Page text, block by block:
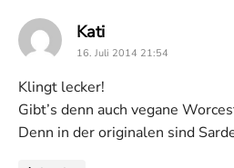
Katisays:
16. Juli 2014 21:54
Klingt lecker!
Gibt’s denn auch vegane
Denn in der originalen sind